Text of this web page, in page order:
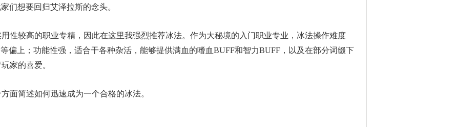
们想要回归艾泽拉斯的念头。
性较高的职业专精，因此在这里我强烈推荐冰法。作为大秘境的入门职业专业，冰法操作难度
偏上；功能性强，适合干各种杂活，能够提供满血的嗜血BUFF和智力BUFF，以及在部分词缀下
家的喜爱。
面简述如何迅速成为一个合格的冰法。